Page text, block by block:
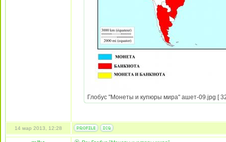
Глобус "Монеты и купюры мира" ашет-09.jpg [
14 мар 2013, 12:28